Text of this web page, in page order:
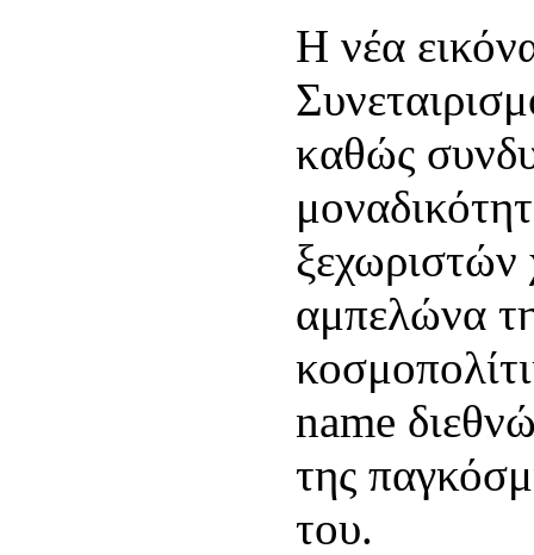
Η νέα
καθώς
ξεχωριστών
αμπελώνα
name
της
του.